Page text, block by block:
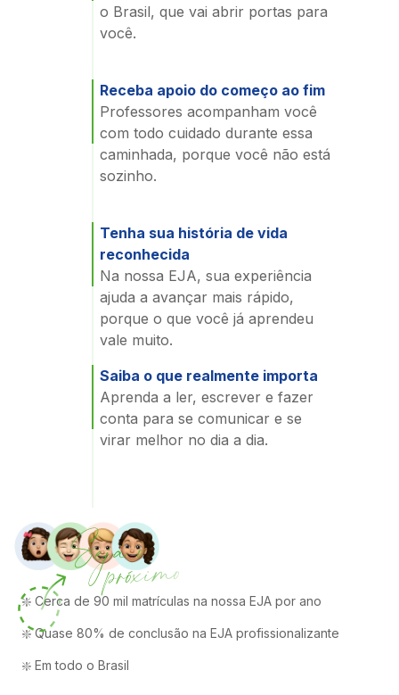
o Brasil, que vai abrir portas para
você.
Receba apoio do começo ao fim
Professores acompanham você
com todo cuidado durante essa
caminhada, porque você não está
sozinho.
Tenha sua história de vida
reconhecida
Na nossa EJA, sua experiência
ajuda a avançar mais rápido,
porque o que você já aprendeu
vale muito.
Saiba o que realmente importa
Aprenda a ler, escrever e fazer
conta para se comunicar e se
virar melhor no dia a dia.
❇️ Cerca de 90 mil matrículas na nossa EJA por ano
❇️ Quase 80% de conclusão na EJA profissionalizante
❇️ Em todo o Brasil